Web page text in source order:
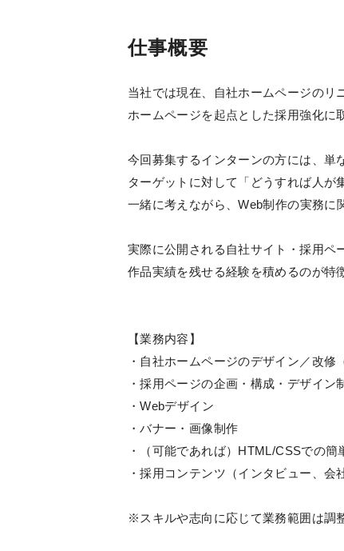
仕事概要
当社では現在、自社ホームページのリ
ホームページを起点とした採用強化に
今回募集するインターンの方には、単
ターゲットに対して「どうすれば人が
一緒に考えながら、Web制作の実務に
実際に公開される自社サイト・採用ペ
作品実績を残せる経験を積めるのが特
【業務内容】
・自社ホームページのデザイン／改修
・採用ページの企画・構成・デザイン
・Webデザイン
・バナー・画像制作
・（可能であれば）HTML/CSSでの簡
・採用コンテンツ（インタビュー、会
※スキルや志向に応じて業務範囲は調